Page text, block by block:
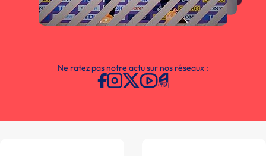
Ne ratez pas notre actu sur nos réseaux :